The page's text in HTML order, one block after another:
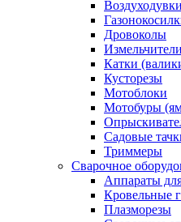
Воздуходувки
Дровоколы
Измельчители
Катки
Кусторезы
Мотоблоки
Мотобуры
Садовые
Триммеры
Сварочное
Аппараты
Кровельные
Плазморезы